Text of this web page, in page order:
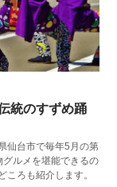
統のすずめ踊
仙台市で毎年5月の第
ルメを堪能できるの
ころも紹介します。